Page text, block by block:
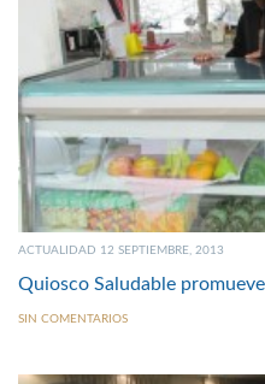
ACTUALIDAD 12 SEPTIEMBRE, 2013
Quiosco Saludable
SIN COMENTARIOS